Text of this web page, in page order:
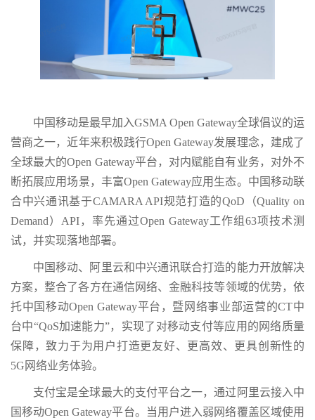
中国移动是最早加入GSMA Open Gateway全球倡议的运
营商之一，近年来积极践行Open Gateway发展理念，建成了
全球最大的Open Gateway平台，对内赋能自有业务，对外不
断拓展应用场景，丰富Open Gateway应用生态。中国移动联
合中兴通讯基于CAMARA API规范打造的QoD（Quality on
Demand）API，率先通过Open Gateway工作组63项技术测
试，并实现落地部署。
中国移动、阿里云和中兴通讯联合打造的能力开放解决
方案，整合了各方在通信网络、金融科技等领域的优势，依
托中国移动Open Gateway平台，暨网络事业部运营的CT中
台中“QoS加速能力”，实现了对移动支付等应用的网络质量
保障，致力于为用户打造更友好、更高效、更具创新性的
5G网络业务体验。
支付宝是全球最大的支付平台之一，通过阿里云接入中
国移动Open Gateway平台。当用户进入弱网络覆盖区域使用